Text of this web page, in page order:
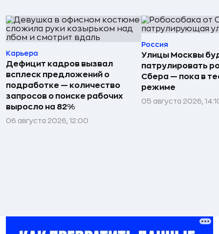
Карьера
Дефицит кадров вызвал
всплеск предложений о
подработке — количество
запросов о поиске рабочих
выросло на 82%
06 августа 2026, 12:00
Россия
Улицы Москвы
патрулировать
Сбера — пока в
режиме
05 августа 2026,